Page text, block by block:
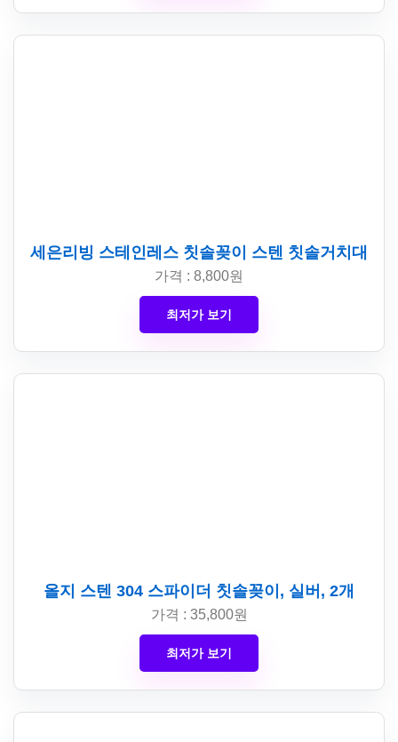
세은리빙 스테인레스 칫솔꽂이 스텐 칫솔거치대
가격 : 8,800원
최저가 보기
올지 스텐 304 스파이더 칫솔꽂이, 실버, 2개
가격 : 35,800원
최저가 보기